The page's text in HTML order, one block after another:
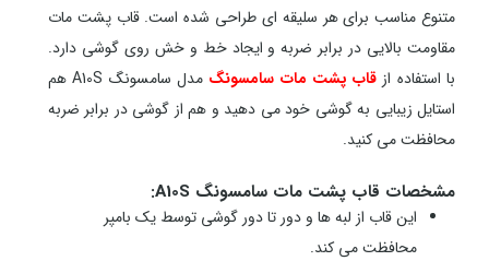
متنوع مناسب برای هر سلیقه ای طراحی شده است. قاب پشت مات
مقاومت بالایی در برابر ضربه و ایجاد خط و خش روی گوشی دارد.
با استفاده از قاب پشت مات سامسونگ
مدل سامسونگ A10S هم
استایل زیبایی به گوشی خود می دهید و هم از گوشی در برابر ضربه
محافظت می کنید.
مشخصات قاب پشت مات سامسونگ A10S:
این قاب از لبه ها و دور تا دور گوشی توسط یک بامپر
محافظت می کند.